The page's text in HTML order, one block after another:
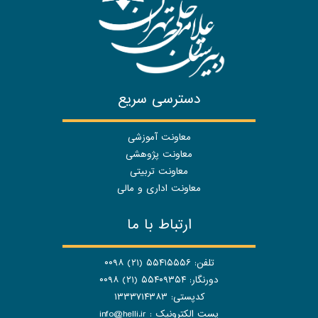
دسترسی سریع
معاونت آموزشی
معاونت پژوهشی
معاونت تربیتی
معاونت اداری و مالی
ارتباط با ما
تلفن: ۵۵۴۱۵۵۵۶ (۲۱) ۰۰۹۸
دورنگار: ۵۵۴۰۹۳۵۴ (۲۱) ۰۰۹۸
کدپستی: ۱۳۳۳۷۱۴۳۸۳
پست الکترونیک : info@helli.ir